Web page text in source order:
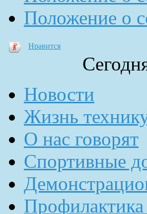
Положение о
Нравится
Новости
Жизнь
О нас говорят
Спортивные